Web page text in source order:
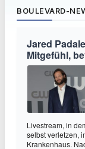
BOULEVARD-
Jared
Mitgefühl,
Livestream, in
selbst verletzen,
Krankenhaus.